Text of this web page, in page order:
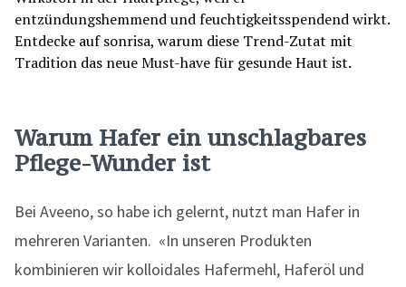
Warum Hafer ein unschlagbares
Pflege-Wunder ist
Bei Aveeno, so habe ich gelernt, nutzt man Hafer in
mehreren Varianten. «In unseren Produkten
kombinieren wir kolloidales Hafermehl, Haferöl und